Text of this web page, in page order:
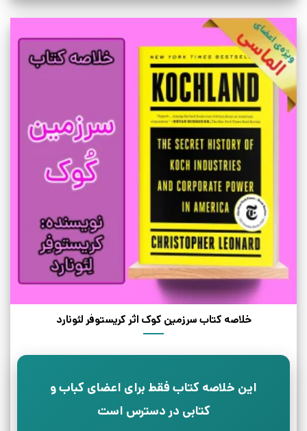
خلاصه کتاب سرزمین کوک اثر کریستوفر لئونارد
این خلاصه کتاب فقط برای اعضای کباب و
کتابی در دسترس است